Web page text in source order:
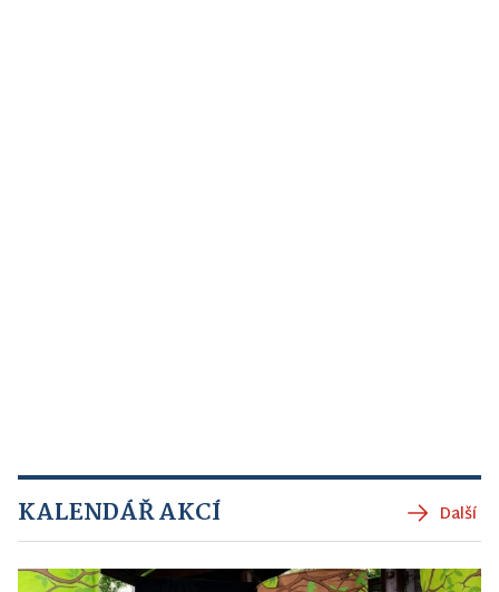
KALENDÁŘ AKCÍ Další